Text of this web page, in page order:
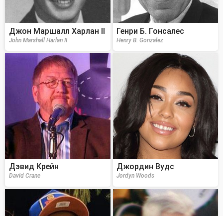
Джон Маршалл Харлан II
John Marshall Harlan II
Генри Б. Гонсалес
Henry B. Gonzalez
Дэвид Крейн
David Crane
Джордин Вудс
Jordyn Woods